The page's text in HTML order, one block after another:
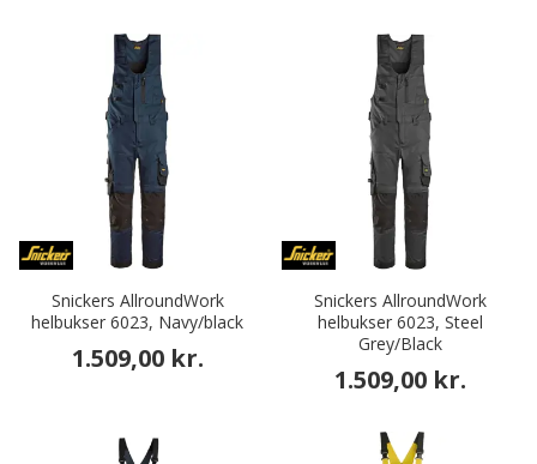
Snickers AllroundWork
helbukser 6023, Navy/black
1.509,00 kr.
Snickers AllroundWork
helbukser 6023, Steel
Grey/Black
1.509,00 kr.